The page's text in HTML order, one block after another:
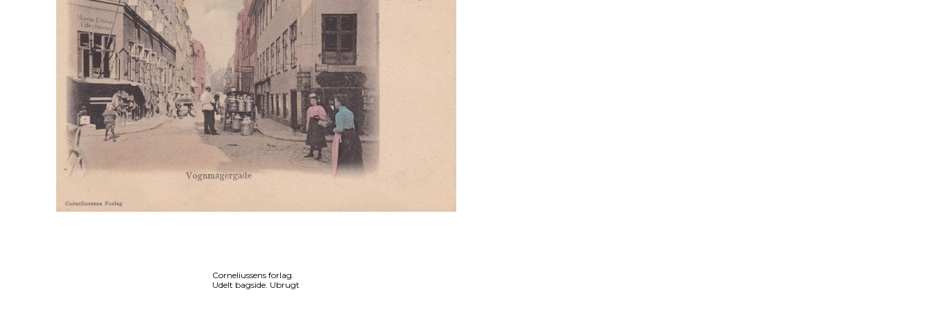
Corneliussens forlag.
Udelt bagside. Ubrugt